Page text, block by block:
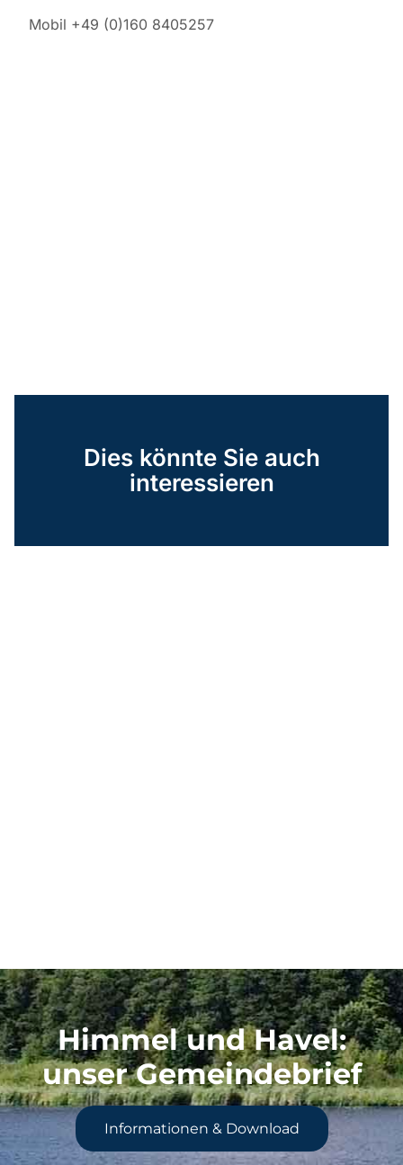
Mobil +49 (0)160 8405257
Dies könnte Sie auch
interessieren
Himmel und Havel:
unser Gemeindebrief
Informationen & Download